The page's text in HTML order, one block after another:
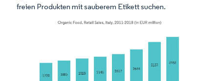
freien Produkten mit sauberem Etikett suchen.